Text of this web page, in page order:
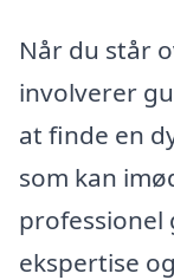
Når du står
involverer
at finde en
som kan
ekspertise